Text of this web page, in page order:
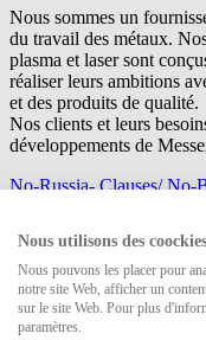
Nous sommes un
du travail des métaux.
plasma et laser sont
réaliser leurs ambitions
et des produits de qualité.
Nos clients et leurs
développements de
No-Russia- Clauses/ No-
© 2026 Messer Cutting
Nous utilisons des coockies
Nous pouvons les placer pour
notre site Web, afficher un
sur le site Web. Pour plus
paramètres.